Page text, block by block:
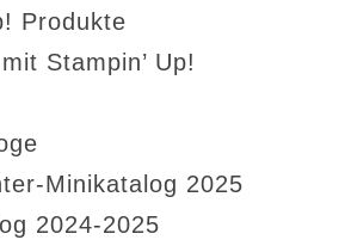
Produkte
Stampin’ Up!
Minikatalog 2025
2024-2025